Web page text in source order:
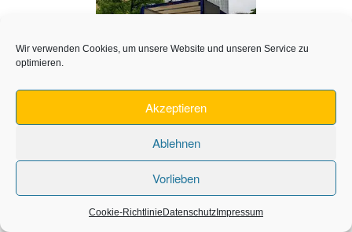
Wir verwenden Cookies, um unsere Website und unseren Service zu
optimieren.
Akzeptieren
Ablehnen
Vorlieben
Cookie-Richtlinie Datenschutz Impressum
Schlagworte:Angebot
Umzugshelfer,Günstige Umzugsunternehmen Berlin,Günstiger
Fernumzug nach Berlin,umzugshelfer berlin,